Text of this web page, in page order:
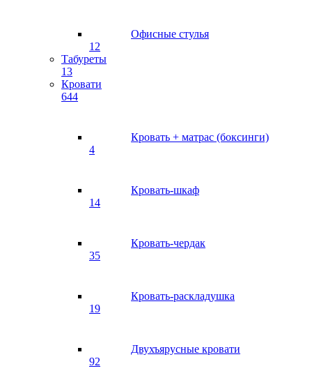
Офисные стулья
12
Табуреты
13
Кровати
644
Кровать + матрас (боксинги)
4
Кровать-шкаф
14
Кровать-чердак
35
Кровать-раскладушка
19
Двухъярусные кровати
92